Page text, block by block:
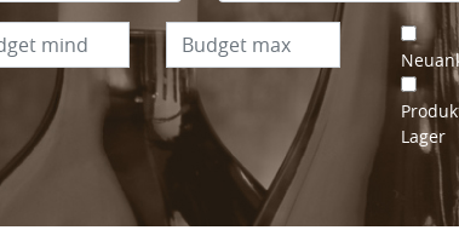
Lager